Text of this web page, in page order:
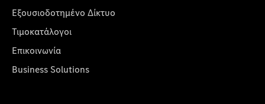
Εξουσιοδοτημένο Δίκτυο
Τιμοκατάλογοι
Επικοινωνία
Business Solutions